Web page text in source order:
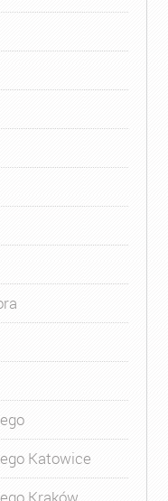
Katowice